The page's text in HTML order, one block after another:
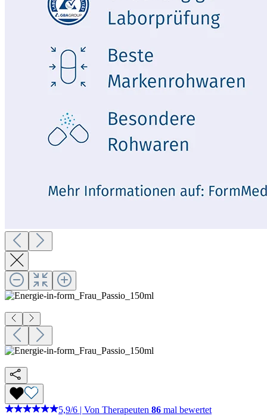
5,9/6 | Von Therapeuten 86 mal bewertet